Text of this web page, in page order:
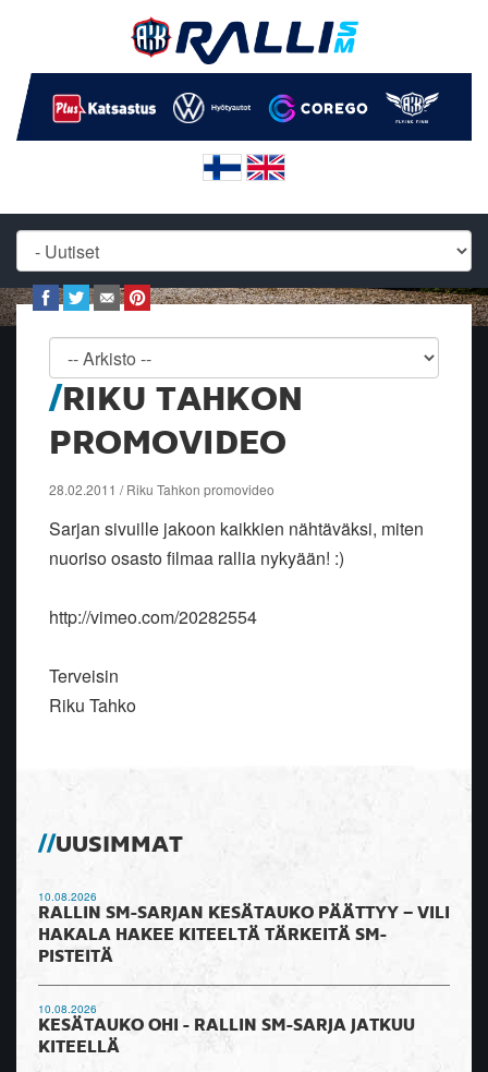
RIKU TAHKON
PROMOVIDEO
28.02.2011 / Riku Tahkon promovideo
Sarjan sivuille jakoon kaikkien nähtäväksi, miten
nuoriso osasto filmaa rallia nykyään! :)
http://vimeo.com/20282554
Terveisin
Riku Tahko
UUSIMMAT
10.08.2026
RALLIN SM-SARJAN KESÄTAUKO PÄÄTTYY – VILI
HAKALA HAKEE KITEELTÄ TÄRKEITÄ SM-
PISTEITÄ
10.08.2026
KESÄTAUKO OHI - RALLIN SM-SARJA JATKUU
KITEELLÄ